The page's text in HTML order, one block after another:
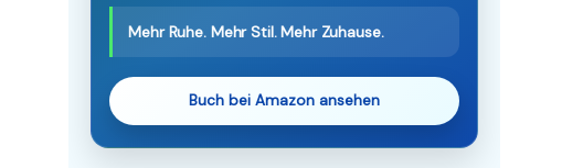
Mehr Ruhe. Mehr Stil. Mehr Zuhause.
Buch bei Amazon ansehen